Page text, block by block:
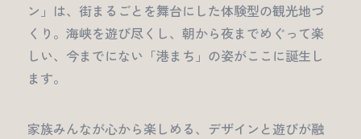
ン」は、街まるごとを舞台にした体験型の観光地づ
くり。海峡を遊び尽くし、朝から夜までめぐって楽
しい、今までにない「港まち」の姿がここに誕生し
ます。
家族みんなが心から楽しめる、デザインと遊びが融